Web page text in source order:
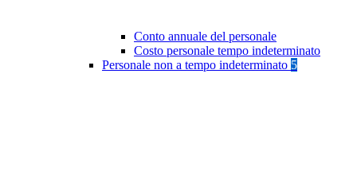
Conto annuale del personale
Costo personale tempo indeterminato
Personale non a tempo indeterminato 5